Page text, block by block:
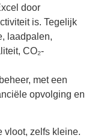
door
is. Tegelijk
laadpalen,
CO₂-
met een
opvolging en
vloot, zelfs kleine.